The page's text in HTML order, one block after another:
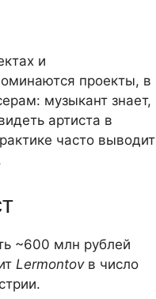
и
проекты, в
музыкант знает,
артиста в
часто выводит
~600 млн рублей
Lermontovв число